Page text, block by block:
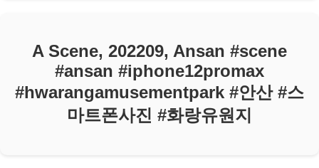
A Scene, 202209, Ansan #scene
#ansan #iphone12promax
#hwarangamusementpark #안산 #스
마트폰사진 #화랑유원지